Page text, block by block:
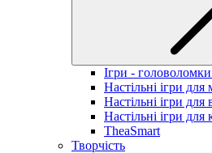
Ігри - головоломки
Настільні ігри для
Настільні ігри для
Настільні ігри для
TheaSmart
Творчість